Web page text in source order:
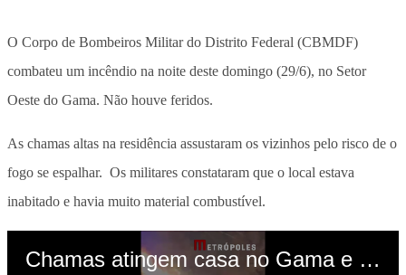
O Corpo de Bombeiros Militar do Distrito Federal (CBMDF)
combateu um incêndio na noite deste domingo (29/6), no Setor
Oeste do Gama. Não houve feridos.
As chamas altas na residência assustaram os vizinhos pelo risco de o
fogo se espalhar. Os militares constataram que o local estava
inabitado e havia muito material combustível.